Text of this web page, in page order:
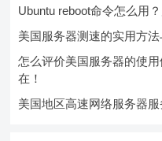
Ubuntu reboot命令怎么用
美国服务器测速的实用方
怎么评价美国服务器的使
在！
美国地区高速网络服务器